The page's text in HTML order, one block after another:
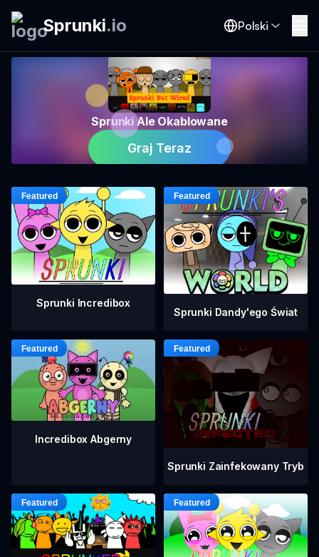
Sprunki.io Polski
Sprunki Ale Okablowane
Graj Teraz
Sprunki Incredibox
Sprunki Dandy'ego Świat
Incredibox Abgerny
Sprunki Zainfekowany Tryb